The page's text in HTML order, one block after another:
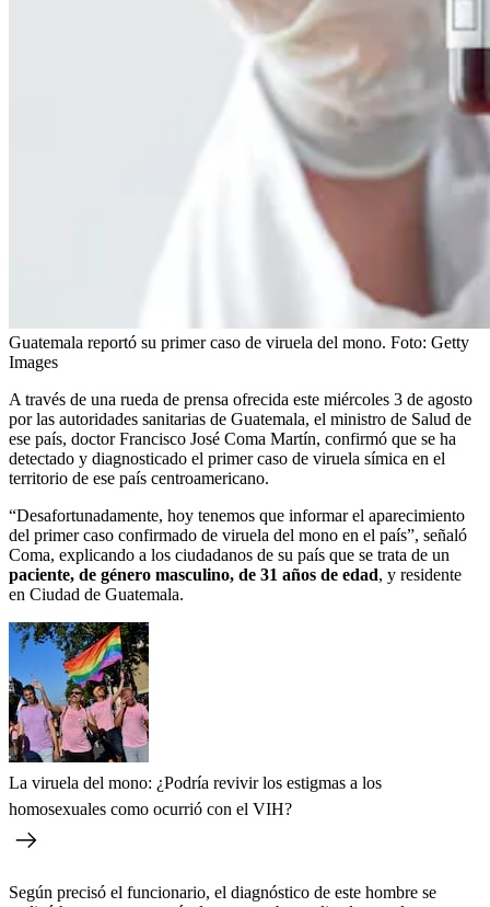
Guatemala reportó su primer caso de viruela del mono. Foto: Getty
Images
A través de una rueda de prensa ofrecida este miércoles 3 de agosto
por las autoridades sanitarias de Guatemala, el ministro de Salud de
ese país, doctor Francisco José Coma Martín, confirmó que se ha
detectado y diagnosticado el primer caso de viruela símica en el
territorio de ese país centroamericano.
“Desafortunadamente, hoy tenemos que informar el aparecimiento
del primer caso confirmado de viruela del mono en el país”, señaló
Coma, explicando a los ciudadanos de su país que se trata de un
paciente, de género masculino, de 31 años de edad, y residente
en Ciudad de Guatemala.
La viruela del mono: ¿Podría revivir los estigmas a los
homosexuales como ocurrió con el VIH?
Según precisó el funcionario, el diagnóstico de este hombre se